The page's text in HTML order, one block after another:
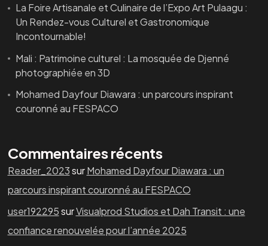
La Foire Artisanale et Culinaire de l’Expo Art Pulaagu :
Un Rendez-vous Culturel et Gastronomique
Incontournable!
Mali : Patrimoine culturel : La mosquée de Djenné
photographiée en 3D
Mohamed Dayfour Diawara : un parcours inspirant
couronné au FESPACO
Commentaires récents
Reader_2023surMohamed Dayfour Diawara : un
parcours inspirant couronné au FESPACO
user192295surVisualprod Studios et Dah Transit : une
confiance renouvelée pour l’année 2025